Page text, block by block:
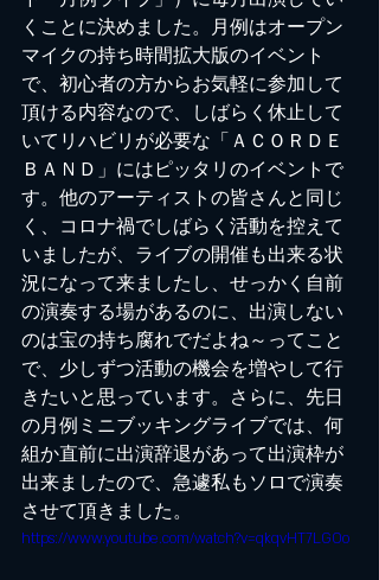
くことに決めました。月例はオープン
マイクの持ち時間拡大版のイベント
で、初心者の方からお気軽に参加して
頂ける内容なので、しばらく休止して
いてリハビリが必要な「ＡＣＯＲＤＥ
ＢＡＮＤ」にはピッタリのイベントで
す。他のアーティストの皆さんと同じ
く、コロナ禍でしばらく活動を控えて
いましたが、ライブの開催も出来る状
況になって来ましたし、せっかく自前
の演奏する場があるのに、出演しない
のは宝の持ち腐れでだよね～ってこと
で、少しずつ活動の機会を増やして行
きたいと思っています。さらに、先日
の月例ミニブッキングライブでは、何
組か直前に出演辞退があって出演枠が
出来ましたので、急遽私もソロで演奏
させて頂きました。
https://www.youtube.com/watch?v=qkqvHT7LGOo